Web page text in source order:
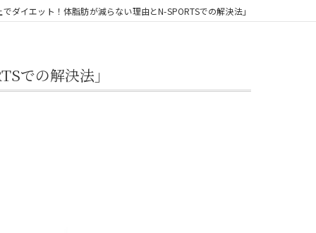
ダイエット！体脂肪が減らない理由とN-SPORTSでの解決法」
での解決法」